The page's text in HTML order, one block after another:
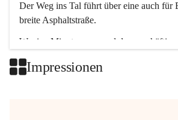
Der Weg ins Tal führt über eine auch für
breite Asphaltstraße.
Wenige Minuten nur, und das geschäftige
Impressionen